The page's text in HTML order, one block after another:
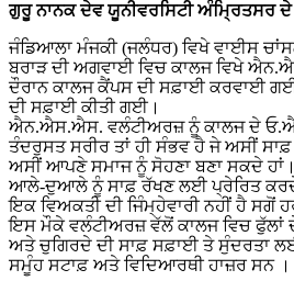
ਗੁਰੂ ਨਾਨਕ ਦੇਵ ਯੂਨੀਵਰਸਿਟੀ ਅੰਮ੍ਰਿਤਸਰ
ਜੰਡਿਆਲਾ ਮੰਜਕੀ (ਜਲੰਧਰ) ਵਿਖੇ ਵਾਈਸ
ਬਰਾੜ ਦੀ ਅਗਵਾਈ ਵਿਚ ਕਾਲਜ ਵਿਖੇ
ਦੌਰਾਨ ਕਾਲਜ ਕੈਂਪਸ ਦੀ ਸਫ਼ਾਈ ਕਰਵਾਈ
ਦੀ ਸਫ਼ਾਈ ਕੀਤੀ ਗਈ।
ਐਨ.ਐਸ.ਐਸ. ਵਲੰਟੀਅਰਜ਼ ਨੂੰ ਕਾਲਜ ਦੇ
ਤੰਦਰੁਸਤ ਸਰੀਰ ਤਾਂ ਹੀ ਸੰਭਵ ਹੈ ਜੇ ਅਸੀਂ
ਅਸੀਂ ਆਪਣੇ ਸਮਾਜ ਨੂੰ ਸੋਹਣਾ ਬਣਾ ਸਕਦੇ
ਆਲੇ-ਦੁਆਲੇ ਨੂੰ ਸਾਫ਼ ਰੱਖਣ ਲਈ ਪ੍ਰੇਰਿਤ
ਇਕ ਵਿਅਕਤੀ ਦੀ ਜਿੰਮ੍ਹੇਵਾਰੀ ਨਹੀਂ ਹੈ ਸਗੋਂ
ਇਸ ਮੌਕੇ ਵਲੰਟੀਅਰਜ਼ ਵੱਲੋਂ ਕਾਲਜ ਵਿਚ ਫੁੱਲਾਂ
ਅਤੇ ਚੁਗਿਰਦੇ ਦੀ ਸਾਫ਼ ਸਫ਼ਾਈ ਤੇ ਸੁੰਦਰਤਾ
ਸਮੂੰਹ ਸਟਾਫ਼ ਅਤੇ ਵਿਦਿਆਰਥੀ ਹਾਜ਼ਰ ਸਨ ।